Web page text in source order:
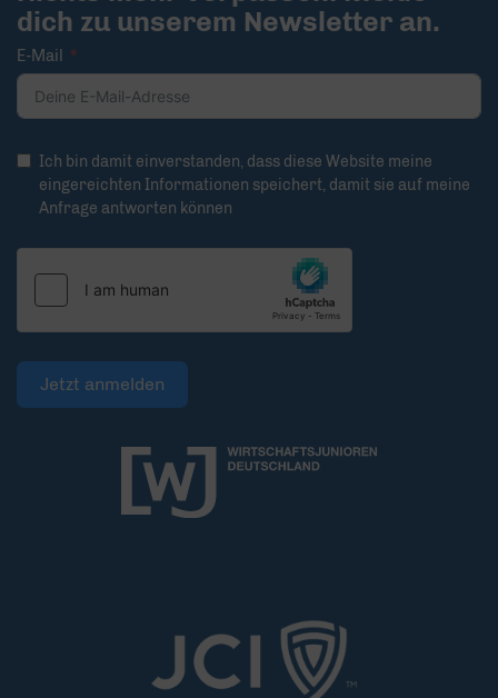
dich zu unserem Newsletter an.
E-Mail
Ich bin damit einverstanden, dass diese Website meine
eingereichten Informationen speichert, damit sie auf meine
Anfrage antworten können
Jetzt anmelden